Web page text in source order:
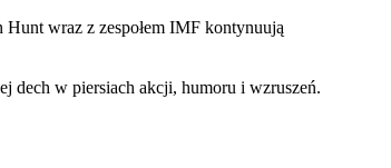
wraz z zespołem IMF kontynuują
dech w piersiach akcji, humoru i wzruszeń.